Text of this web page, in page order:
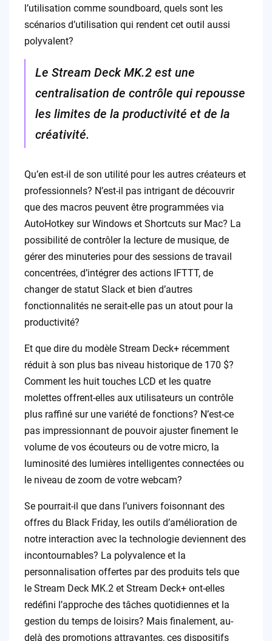
l’utilisation comme soundboard, quels sont les
scénarios d’utilisation qui rendent cet outil aussi
polyvalent?
Le Stream Deck MK.2 est une
centralisation de contrôle qui repousse
les limites de la productivité et de la
créativité.
Qu’en est-il de son utilité pour les autres créateurs et
professionnels? N’est-il pas intrigant de découvrir
que des macros peuvent être programmées via
AutoHotkey sur Windows et Shortcuts sur Mac? La
possibilité de contrôler la lecture de musique, de
gérer des minuteries pour des sessions de travail
concentrées, d’intégrer des actions IFTTT, de
changer de statut Slack et bien d’autres
fonctionnalités ne serait-elle pas un atout pour la
productivité?
Et que dire du modèle Stream Deck+ récemment
réduit à son plus bas niveau historique de 170 $?
Comment les huit touches LCD et les quatre
molettes offrent-elles aux utilisateurs un contrôle
plus raffiné sur une variété de fonctions? N’est-ce
pas impressionnant de pouvoir ajuster finement le
volume de vos écouteurs ou de votre micro, la
luminosité des lumières intelligentes connectées ou
le niveau de zoom de votre webcam?
Se pourrait-il que dans l’univers foisonnant des
offres du Black Friday, les outils d’amélioration de
notre interaction avec la technologie deviennent des
incontournables? La polyvalence et la
personnalisation offertes par des produits tels que
le Stream Deck MK.2 et Stream Deck+ ont-elles
redéfini l’approche des tâches quotidiennes et la
gestion du temps de loisirs? Mais finalement, au-
delà des promotions attrayantes, ces dispositifs